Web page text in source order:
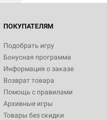
ПОКУПАТЕЛЯМ
Подобрать игру
Бонусная программа
Информация о заказе
Возврат товара
Помощь с правилами
Архивные игры
Товары без скидки